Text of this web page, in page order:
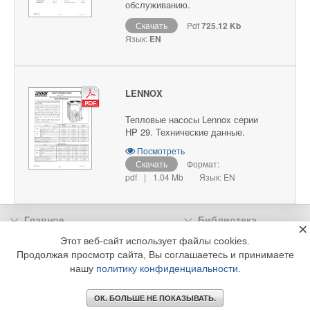
обслуживанию.
Скачать Pdf725.12 Kb
Язык: EN
LENNOX
Тепловые насосы Lennox серии
HP 29. Технические данные.
Посмотреть
Скачать
Формат:
pdf
| 1.04 Mb Язык: EN
Главное
Библиотека
Подписка
Реклама
Информация
© 2002 - 2026 OOO Издательский дом «МЕДИА ТЕХНОЛОДЖИ» +7 (495) 665-00-
Этот веб-сайт использует файлы cookies.
Продолжая просмотр сайта, Вы соглашаетесь и принимаете
нашу политику конфиденциальности
ОК. БОЛЬШЕ НЕ ПОКАЗЫВАТЬ.
×